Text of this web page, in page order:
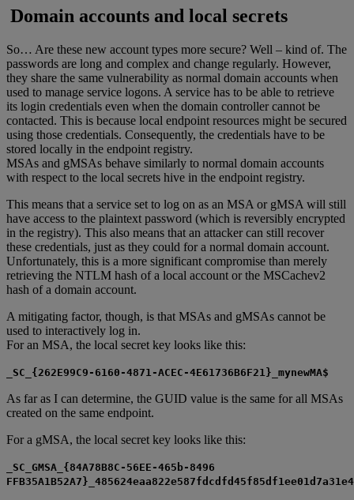
Domain accounts and local secrets
So… Are these new account types more secure? Well – kind of. The
passwords are long and complex and change regularly. However,
they share the same vulnerability as normal domain accounts when
used to manage service logons. A service has to be able to retrieve
its login credentials even when the domain controller cannot be
contacted. This is because local endpoint resources might be secured
using those credentials. Consequently, the credentials have to be
stored locally in the endpoint registry.
MSAs and gMSAs behave similarly to normal domain accounts
with respect to the local secrets hive in the endpoint registry.
This means that a service set to log on as an MSA or gMSA will still
have access to the plaintext password (which is reversibly encrypted
in the registry). This also means that an attacker can still recover
these credentials, just as they could for a normal domain account.
Unfortunately, this is a more significant compromise than merely
retrieving the NTLM hash of a local account or the MSCachev2
hash of a domain account.
A mitigating factor, though, is that MSAs and gMSAs cannot be
used to interactively log in.
For an MSA, the local secret key looks like this:
_SC_{262E99C9-6160-4871-ACEC-4E61736B6F21}_mynewMA$
As far as I can determine, the GUID value is the same for all MSAs
created on the same endpoint.
For a gMSA, the local secret key looks like this:
_SC_GMSA_{84A78B8C-56EE-465b-8496